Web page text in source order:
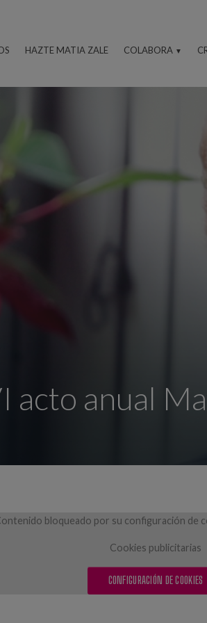
HAZTE MATIA ZALE COLABORA
acto anual
bloqueado por su configuración de
Cookies publicitarias
CONFIGURACIÓN DE COOKIES